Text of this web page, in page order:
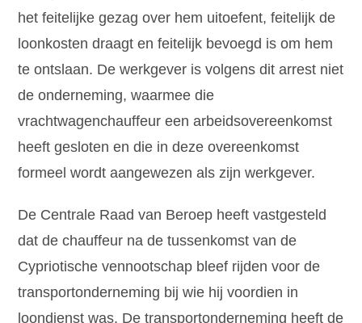
het feitelijke gezag over hem uitoefent, feitelijk de
loonkosten draagt en feitelijk bevoegd is om hem
te ontslaan. De werkgever is volgens dit arrest niet
de onderneming, waarmee die
vrachtwagenchauffeur een arbeidsovereenkomst
heeft gesloten en die in deze overeenkomst
formeel wordt aangewezen als zijn werkgever.
De Centrale Raad van Beroep heeft vastgesteld
dat de chauffeur na de tussenkomst van de
Cypriotische vennootschap bleef rijden voor de
transportonderneming bij wie hij voordien in
loondienst was. De transportonderneming heeft de